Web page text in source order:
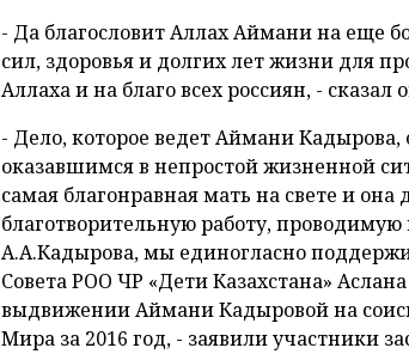
- Да благословит Аллах Аймани на еще
сил, здоровья и долгих лет жизни для
Аллаха и на благо всех россиян, - сказал
- Дело, которое ведет Аймани
оказавшимся в непростой жизненной
самая благонравная мать на свете и
благотворительную работу,
А.А.Кадырова, мы единогласно
Совета РОО ЧР «Дети Казахстана»
выдвижении Аймани Кадыровой на
Мира за 2016 год, - заявили участники